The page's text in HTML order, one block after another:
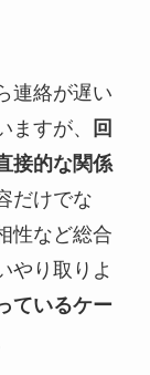
連絡が遅い
すが、
回
接的な関係
だけでな
性など総合
やり取りよ
ているケー